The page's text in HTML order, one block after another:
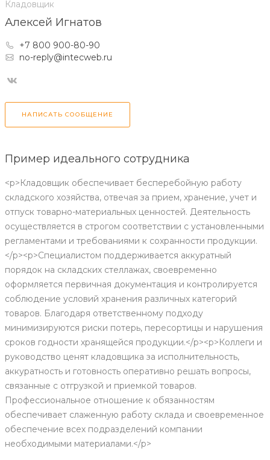
Кладовщик
Алексей Игнатов
+7 800 900-80-90
no-reply@intecweb.ru
НАПИСАТЬ СООБЩЕНИЕ
Пример идеального сотрудника
<p>Кладовщик обеспечивает бесперебойную работу
складского хозяйства, отвечая за прием, хранение, учет и
отпуск товарно-материальных ценностей. Деятельность
осуществляется в строгом соответствии с установленными
регламентами и требованиями к сохранности продукции.
</p><p>Специалистом поддерживается аккуратный
порядок на складских стеллажах, своевременно
оформляется первичная документация и контролируется
соблюдение условий хранения различных категорий
товаров. Благодаря ответственному подходу
минимизируются риски потерь, пересортицы и нарушения
сроков годности хранящейся продукции.</p><p>Коллеги и
руководство ценят кладовщика за исполнительность,
аккуратность и готовность оперативно решать вопросы,
связанные с отгрузкой и приемкой товаров.
Профессиональное отношение к обязанностям
обеспечивает слаженную работу склада и своевременное
обеспечение всех подразделений компании
необходимыми материалами.</p>